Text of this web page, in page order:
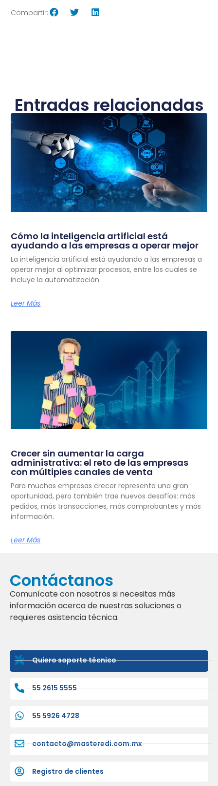
Compartir:
Entradas relacionadas
Cómo la inteligencia artificial está
ayudando a las empresas a operar mejor
La inteligencia artificial está ayudando a las empresas a
operar mejor al optimizar procesos, entre los cuales se
incluye la automatización.
Leer Más
Crecer sin aumentar la carga
administrativa: el reto de las empresas
con múltiples canales de venta
Para muchas empresas crecer representa una gran
oportunidad, pero también trae nuevos desafíos: más
pedidos, más transacciones, más comprobantes y más
información.
Leer Más
Contáctanos
Comunícate con nosotros si necesitas más
información acerca de nuestras soluciones o
requieres asistencia técnica.
Quiero soporte técnico
55 2615 5555
55 5926 4728
contacto@masteredi.com.mx
Registro de clientes